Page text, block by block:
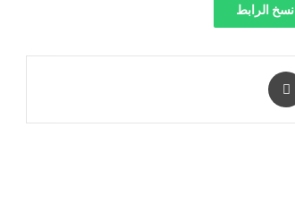
نسخ الرابط